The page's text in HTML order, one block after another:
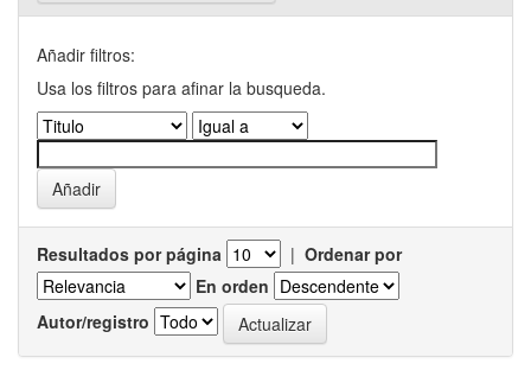
Añadir filtros:
Usa los filtros para afinar la busqueda.
Resultados por página | Ordenar por
En orden
Autor/registro